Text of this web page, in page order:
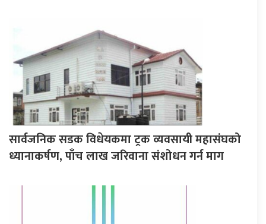
सार्वजनिक सडक विधेयकमा ट्रक व्यवसायी महासंघको
ध्यानाकर्षण, पाँच लाख जरिवाना संशोधन गर्न माग